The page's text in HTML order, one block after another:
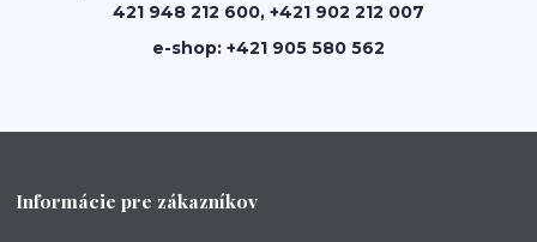
421 948 212 600, +421 902 212 007
e-shop: +421 905 580 562
Informácie pre zákazníkov